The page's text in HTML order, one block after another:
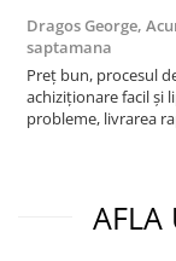
Puzzle 3D
Puzzle 8000 piese
Puzzle 150 piese
Puzzle 1000 piese
Dragos George,
saptamana
Preț bun, procesul
achiziționare facil și
probleme, livrarea
AFLA